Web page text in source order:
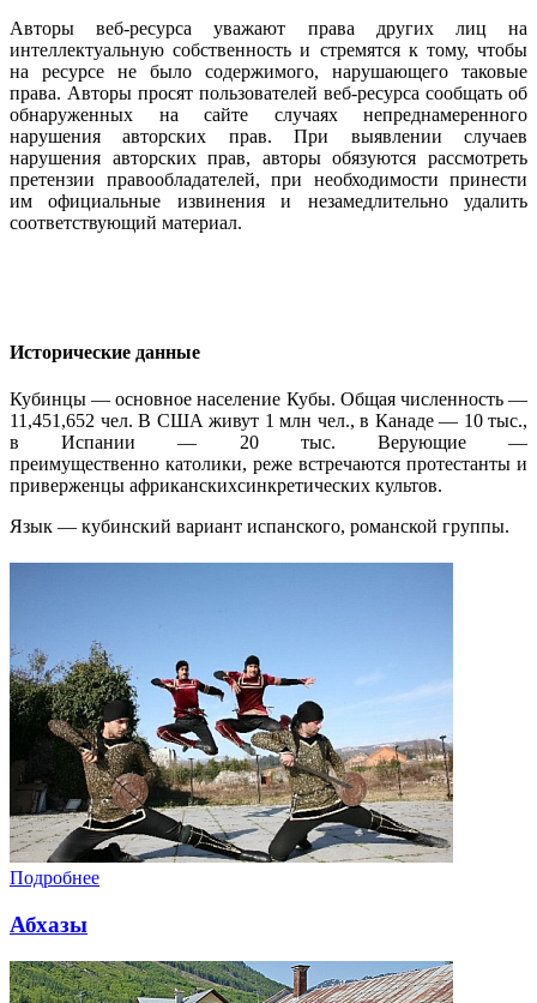
Авторы веб-ресурса уважают права других лиц на
интеллектуальную собственность и стремятся к тому, чтобы
на ресурсе не было содержимого, нарушающего таковые
права. Авторы просят пользователей веб-ресурса сообщать об
обнаруженных на сайте случаях непреднамеренного
нарушения авторских прав. При выявлении случаев
нарушения авторских прав, авторы обязуются рассмотреть
претензии правообладателей, при необходимости принести
им официальные извинения и незамедлительно удалить
соответствующий материал.
Исторические данные
Кубинцы — основное население Кубы. Общая численность —
11,451,652 чел. В США живут 1 млн чел., в Канаде — 10 тыс.,
в Испании — 20 тыс. Верующие —
преимущественно католики, реже встречаются протестанты и
приверженцы африканскихсинкретических культов.
Язык — кубинский вариант испанского, романской группы.
Подробнее
Абхазы